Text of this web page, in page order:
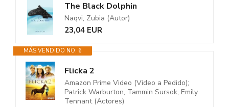
The Black Dolphin
Naqvi, Zubia (Autor)
23,04 EUR
MÁS VENDIDO NO. 6
Flicka 2
Amazon Prime Video (Video a Pedido);
Patrick Warburton, Tammin Sursok, Emily
Tennant (Actores)